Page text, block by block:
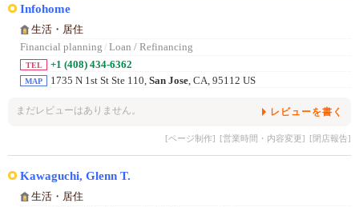
Infohome
生活・居住
Financial planning / Loan / Refinancing
TEL +1 (408) 434-6362
MAP 1735 N 1st St Ste 110, San Jose , CA, 95112 US
まだレビューはありません。 レビューを書く
[ページ制作] [営業時間・内容変更] [閉店報告]
Kawaguchi, Glenn T.
生活・居住